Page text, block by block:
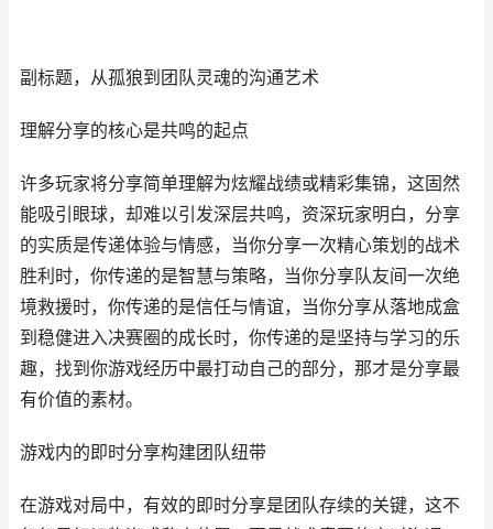
副标题，从孤狼到团队灵魂的沟通艺术
理解分享的核心是共鸣的起点
许多玩家将分享简单理解为炫耀战绩或精彩集锦，这固然
能吸引眼球，却难以引发深层共鸣，资深玩家明白，分享
的实质是传递体验与情感，当你分享一次精心策划的战术
胜利时，你传递的是智慧与策略，当你分享队友间一次绝
境救援时，你传递的是信任与情谊，当你分享从落地成盒
到稳健进入决赛圈的成长时，你传递的是坚持与学习的乐
趣，找到你游戏经历中最打动自己的部分，那才是分享最
有价值的素材。
游戏内的即时分享构建团队纽带
在游戏对局中，有效的即时分享是团队存续的关键，这不